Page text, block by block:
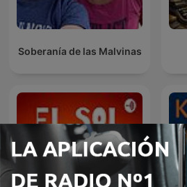
Soberanía de las Malvinas